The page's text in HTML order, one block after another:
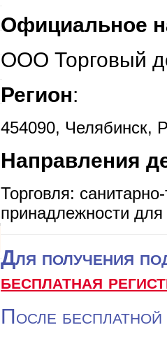
Официальное
ООО Торговый
Регион:
454090, Челябинск,
Направления
Торговля:
принадлежности
Для получения
бесплатная
После